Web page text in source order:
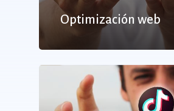
Optimización web